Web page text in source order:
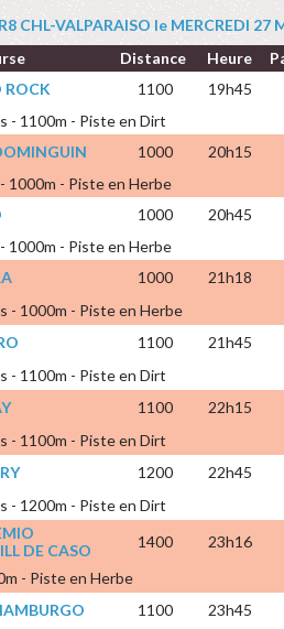
R8 CHL-VALPARAISO le MERCREDI 27
Distance Heure
ROCK 1100 19h45
- 1100m - Piste en Dirt
1000 20h15
1000m - Piste en Herbe
1000 20h45
1000m - Piste en Herbe
1000 21h18
- 1000m - Piste en Herbe
1100 21h45
- 1100m - Piste en Dirt
1100 22h15
- 1100m - Piste en Dirt
1200 22h45
- 1200m - Piste en Dirt
DE CASO
1400 23h16
- Piste en Herbe
1100 23h45